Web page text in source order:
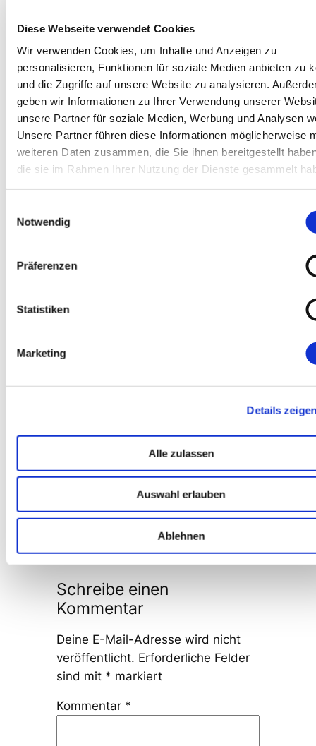
Diese Webseite verwendet Cookies
Wir verwenden Cookies, um Inhalte und Anzeigen zu
personalisieren, Funktionen für soziale Medien anbieten zu
und die Zugriffe auf unsere Website zu analysieren.
geben wir Informationen zu Ihrer Verwendung unserer
unsere Partner für soziale Medien, Werbung und Analysen
Unsere Partner führen diese Informationen möglicherweise
weiteren Daten zusammen, die Sie ihnen bereitgestellt
die sie im Rahmen Ihrer Nutzung der Dienste gesammelt
Notwendig
Präferenzen
Statistiken
Marketing
Details
Alle zulassen
Auswahl erlauben
Ablehnen
../lib/librfc.a:359:98: warning: null
character(s) ignored
../lib/librfc.a:359: error: stray ‚\163‘
in program
../lib/librfc.a:359: error: stray ‚\152‘
in program
../lib/librfc.a:359: error: stray ‚\20‘ in
program
program
../lib/librfc.a:359: error: stray ‚\3‘ in
../lib/librfc.a:359:109: warning:
Any help would be blessing…:)
vipin
Schreibe einen
Kommentar
Deine E-Mail-Adresse wird nicht
veröffentlicht. Erforderliche Felder
sind mit * markiert
Kommentar *